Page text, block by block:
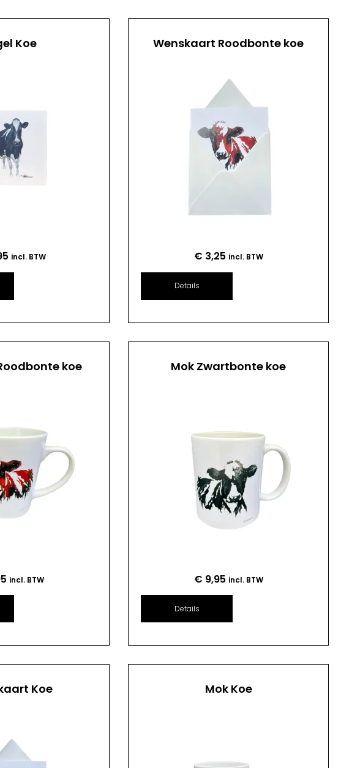
Koe
incl. BTW
Wenskaart Roodbonte koe
€ 3,25 incl. BTW
Details
koe
incl. BTW
Mok Zwartbonte koe
€ 9,95 incl. BTW
Details
Koe Mok Koe